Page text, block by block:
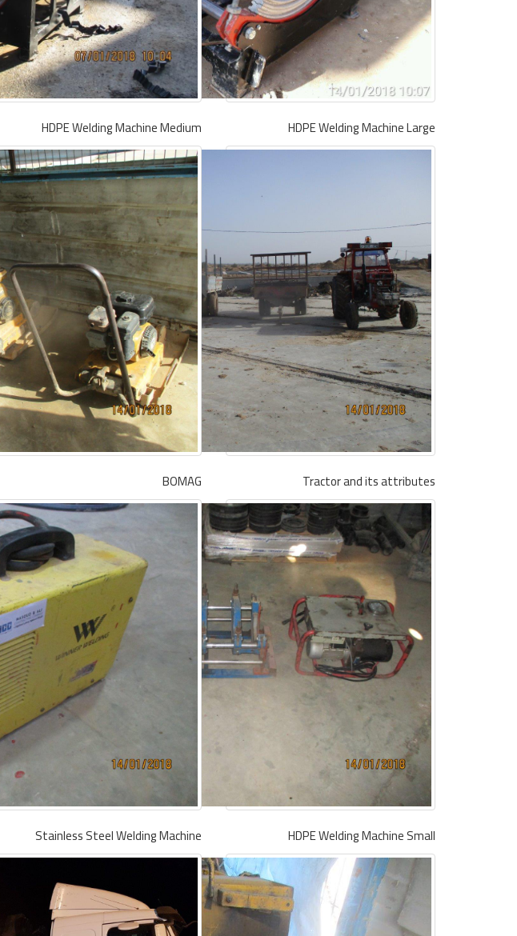
HDPE Welding Machine Large
HDPE Welding Machine Medium
Tractor and its attributes
BOMAG
HDPE Welding Machine Small
Stainless Steel Welding Machine